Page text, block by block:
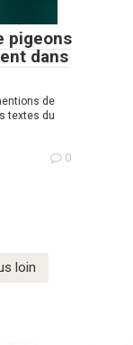
pigeons
dans
de
textes du
0
loin